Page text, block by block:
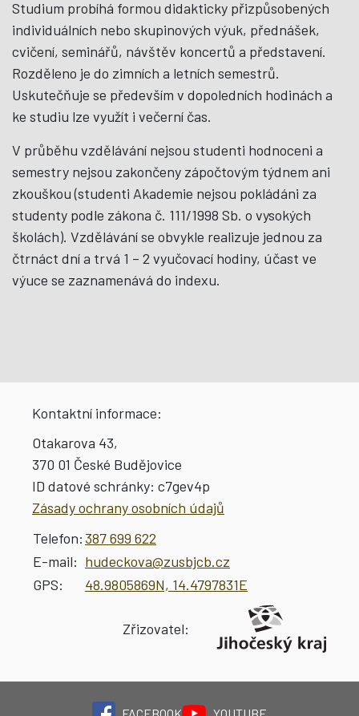
Studium probíhá formou didakticky přizpůsobených
individuálních nebo skupinových výuk, přednášek,
cvičení, seminářů, návštěv koncertů a představení.
Rozděleno je do zimních a letních semestrů.
Uskutečňuje se především v dopoledních hodinách a
ke studiu lze využít i večerní čas.
V průběhu vzdělávání nejsou studenti hodnoceni a
semestry nejsou zakončeny zápočtovým týdnem ani
zkouškou (studenti Akademie nejsou pokládáni za
studenty podle zákona č. 111/1998 Sb. o vysokých
školách). Vzdělávání se obvykle realizuje jednou za
čtrnáct dní a trvá 1 – 2 vyučovací hodiny, účast ve
výuce se zaznamenává do indexu.
Kontaktní informace:
Otakarova 43,
370 01 České Budějovice
ID datové schránky: c7gev4p
Zásady ochrany osobních údajů
Telefon: 387 699 622
E-mail: hudeckova@zusbjcb.cz
GPS:
48.9805869N, 14.4797831E
Zřizovatel: